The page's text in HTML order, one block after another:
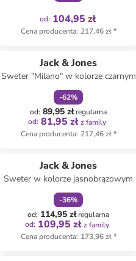
od: 104,95 zł
Cena producenta: 217,46 zł*
Jack & Jones
Sweter "Milano" w kolorze czarnym
-62%
od: 89,95 złregularna
od: 81,95 zł z family
Cena producenta: 217,46 zł*
Jack & Jones
Sweter w kolorze jasnobrązowym
-36%
od: 114,95 złregularna
od: 109,95 zł z family
Cena producenta: 173,96 zł*